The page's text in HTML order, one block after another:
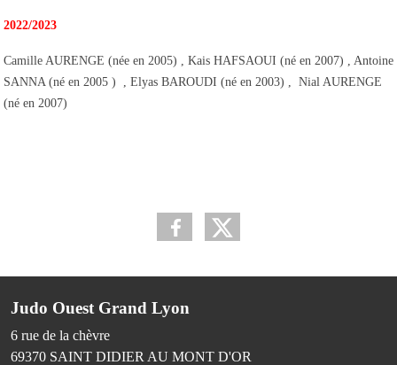
2022/2023
Camille AURENGE (née en 2005) , Kais HAFSAOUI (né en 2007) , Antoine
SANNA (né en 2005 ) , Elyas BAROUDI (né en 2003) , Nial AURENGE
(né en 2007)
Judo Ouest Grand Lyon
6 rue de la chèvre
69370 SAINT DIDIER AU MONT D'OR